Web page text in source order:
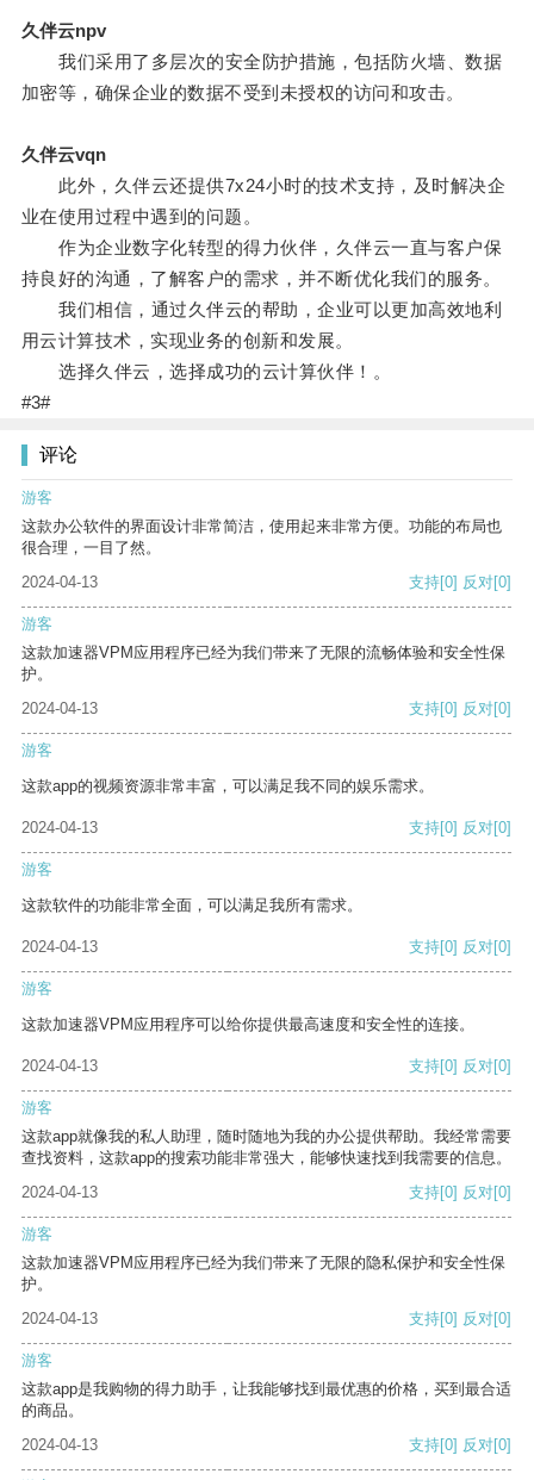
久伴云npv
我们采用了多层次的安全防护措施，包括防火墙、数据
加密等，确保企业的数据不受到未授权的访问和攻击。
久伴云vqn
此外，久伴云还提供7x24小时的技术支持，及时解决企
业在使用过程中遇到的问题。
作为企业数字化转型的得力伙伴，久伴云一直与客户保
持良好的沟通，了解客户的需求，并不断优化我们的服务。
我们相信，通过久伴云的帮助，企业可以更加高效地利
用云计算技术，实现业务的创新和发展。
选择久伴云，选择成功的云计算伙伴！。
#3#
评论
游客
这款办公软件的界面设计非常简洁，使用起来非常方便。功能的布局也
很合理，一目了然。
2024-04-13
支持[0] 反对[0]
游客
这款加速器VPM应用程序已经为我们带来了无限的流畅体验和安全性保
护。
2024-04-13
支持[0] 反对[0]
游客
这款app的视频资源非常丰富，可以满足我不同的娱乐需求。
2024-04-13 支持[0] 反对[0]
游客
这款软件的功能非常全面，可以满足我所有需求。
2024-04-13 支持[0] 反对[0]
游客
这款加速器VPM应用程序可以给你提供最高速度和安全性的连接。
2024-04-13 支持[0] 反对[0]
游客
这款app就像我的私人助理，随时随地为我的办公提供帮助。我经常需要
查找资料，这款app的搜索功能非常强大，能够快速找到我需要的信息。
2024-04-13
支持[0] 反对[0]
游客
这款加速器VPM应用程序已经为我们带来了无限的隐私保护和安全性保
护。
2024-04-13
支持[0] 反对[0]
游客
这款app是我购物的得力助手，让我能够找到最优惠的价格，买到最合适
的商品。
2024-04-13
支持[0] 反对[0]